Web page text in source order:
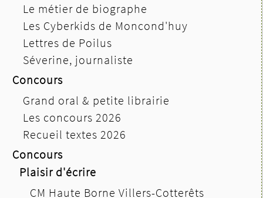
Le métier de biographe
Les Cyberkids de Moncond'huy
Lettres de Poilus
Séverine, journaliste
Concours
Grand oral & petite librairie
Les concours 2026
Recueil textes 2026
Concours
Plaisir d'écrire
CM Haute Borne Villers-Cotterêts